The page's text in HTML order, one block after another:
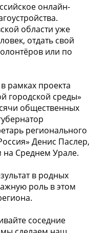
онлайн-
области уже
отдать свой
или по
рамках проекта
городской среды»
общественных
регионального
Денис Паслер,
на Среднем Урале.
в родных
роль в этом
соседние